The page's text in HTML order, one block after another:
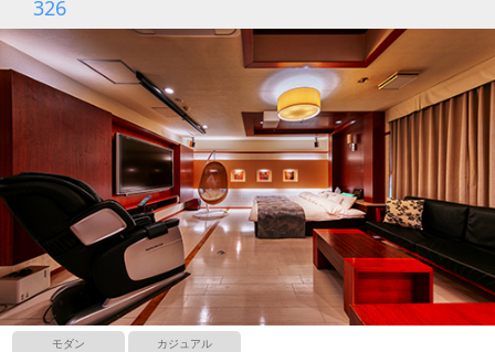
326
モダン カジュアル